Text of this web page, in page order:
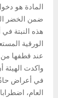
ضمن الخضر
هذه النبتة
الورقية
عند قطفها من
واكدت الهيئة
في أعراض
العام،